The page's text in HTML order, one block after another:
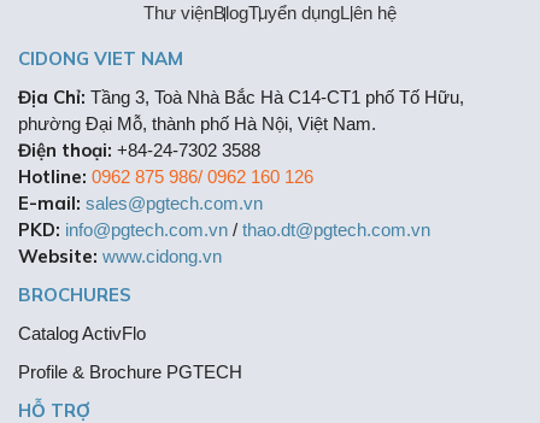
Thư việnBlogTuyển dụngLiên hệ
CIDONG VIET NAM
Địa Chỉ: Tầng 3, Toà Nhà Bắc Hà C14-CT1 phố Tố Hữu,
phường Đại Mỗ, thành phố Hà Nội, Việt Nam.
Điện thoại: +84-24-7302 3588
Hotline: 0962 875 986/ 0962 160 126
E-mail: sales@pgtech.com.vn
PKD: info@pgtech.com.vn / thao.dt@pgtech.com.vn
Website: www.cidong.vn
BROCHURES
Catalog ActivFlo
Profile & Brochure PGTECH
HỖ TRỢ